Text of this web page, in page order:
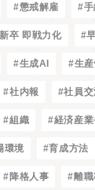
#懲戒解雇 #手
卒 即戦力化 #
#生成AI #生
#社内報 #社員交
#組織 #経済産業
環境 #育成方法
#降格人事 #離